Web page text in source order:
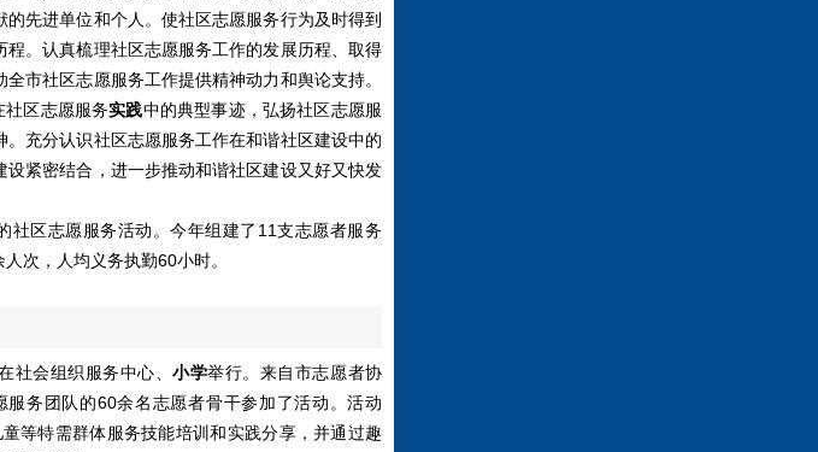
先进单位和个人。使社区志愿服务行为及时得到
。认真梳理社区志愿服务工作的发展历程、取得
市社区志愿服务工作提供精神动力和舆论支持。
社区志愿服务实践中的典型事迹，弘扬社区志愿服
充分认识社区志愿服务工作在和谐社区建设中的
紧密结合，进一步推动和谐社区建设又好又快发
区志愿服务活动。今年组建了11支志愿者服务
次，人均义务执勤60小时。
社会组织服务中心、小学举行。来自市志愿者协
务团队的60余名志愿者骨干参加了活动。活动
等特需群体服务技能培训和实践分享，并通过趣